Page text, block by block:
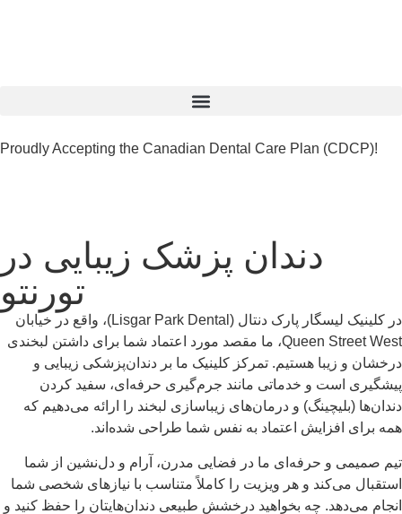
Proudly Accepting the Canadian Dental Care Plan (CDCP)!
دندان پزشک زیبایی در
تورنتو
در کلینیک لیسگار پارک دنتال (Lisgar Park Dental)، واقع در خیابان
Queen Street West، ما مقصد مورد اعتماد شما برای داشتن لبخندی
درخشان و زیبا هستیم. تمرکز کلینیک ما بر دندان‌پزشکی زیبایی و
پیشگیری است و خدماتی مانند جرم‌گیری حرفه‌ای، سفید کردن
دندان‌ها (بلیچینگ) و درمان‌های زیباسازی لبخند را ارائه می‌دهیم که
همه برای افزایش اعتماد به نفس شما طراحی شده‌اند.
تیم صمیمی و حرفه‌ای ما در فضایی مدرن، آرام و دل‌نشین از شما
استقبال می‌کند و هر ویزیت را کاملاً متناسب با نیازهای شخصی شما
انجام می‌دهد. چه بخواهید درخشش طبیعی دندان‌هایتان را حفظ کنید و